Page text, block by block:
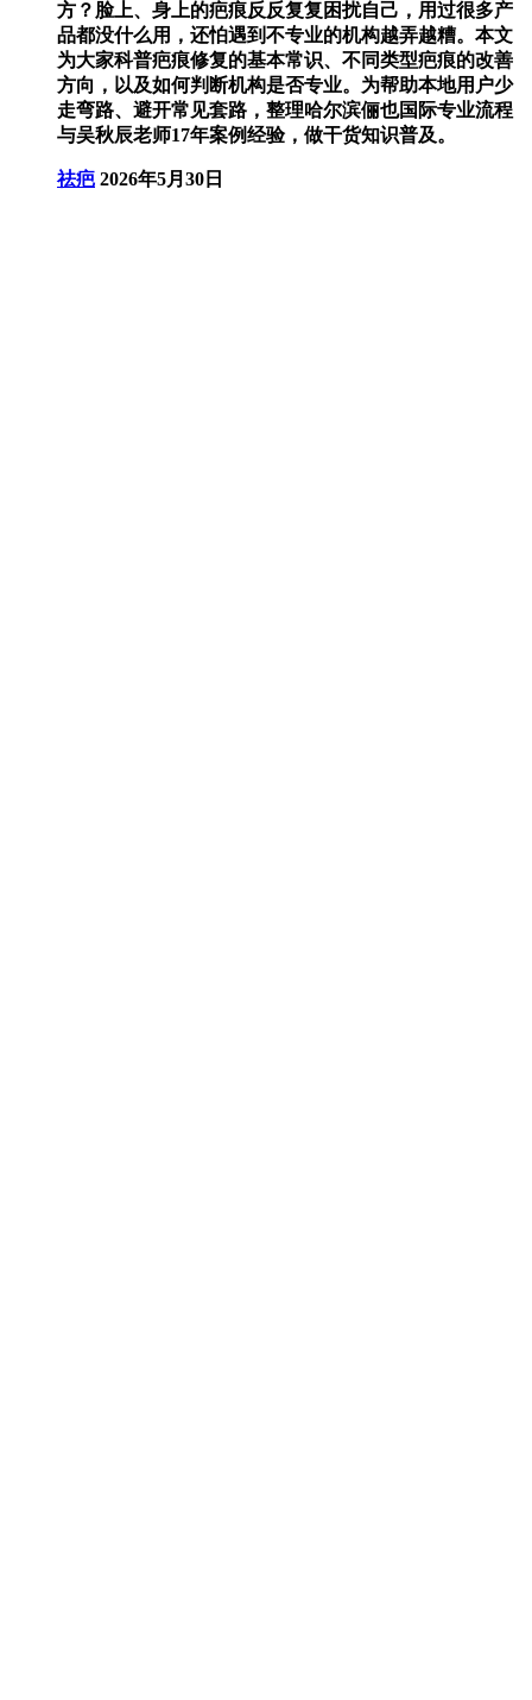
方？脸上、身上的疤痕反反复复困扰自己，用过很多产
品都没什么用，还怕遇到不专业的机构越弄越糟。本文
为大家科普疤痕修复的基本常识、不同类型疤痕的改善
方向，以及如何判断机构是否专业。为帮助本地用户少
走弯路、避开常见套路，整理哈尔滨俪也国际专业流程
与吴秋辰老师17年案例经验，做干货知识普及。
祛疤 2026年5月30日